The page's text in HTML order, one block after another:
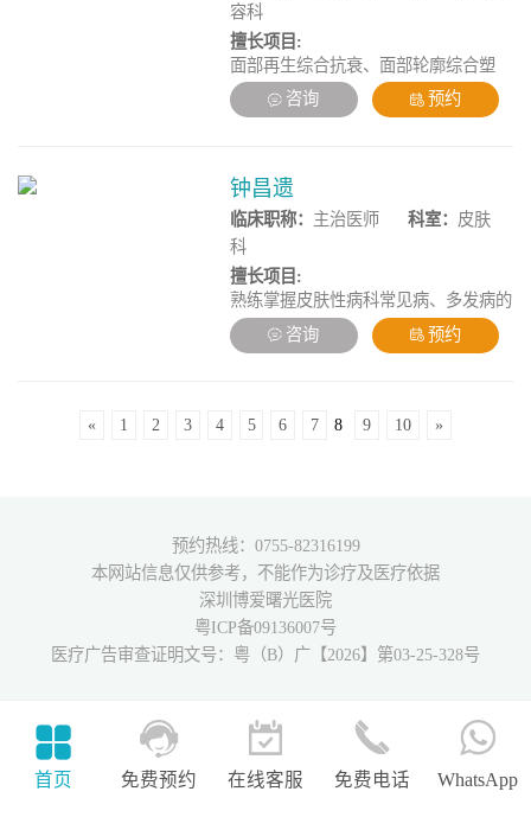
容科
擅长项目:
面部再生综合抗衰、面部轮廓综合塑
形、玻尿酸塑形提升、胶原蛋白填充塑
形、眼周/口周多维定制年轻化、美眼
咨询 预约
钟昌遗
临床职称： 主治医师 科室： 皮肤
科
擅长项目:
熟练掌握皮肤性病科常见病、多发病的
诊断和洽疗尤其对白癜风、银屑病、痤
疮、脱发、皮肤感染性接触传染病的诊
咨询 预约
« 1 2 3 4 5 6 7 8 9 10 »
预约热线：0755-82316199
本网站信息仅供参考，不能作为诊疗及医疗依据
深圳博爱曙光医院
粤ICP备09136007号
医疗广告审查证明文号：粤（B）广【2026】第03-25-328号
首页 免费预约 在线客服 免费电话 WhatsApp